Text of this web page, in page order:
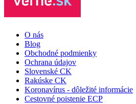
O nás
Blog
Obchodné podmienky
Ochrana údajov
Slovenské CK
Rakúske CK
Koronavírus - dôležité informácie
Cestovné poistenie ECP